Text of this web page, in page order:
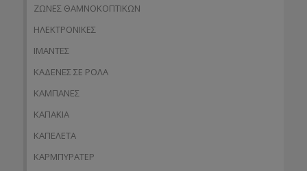
ΖΩΝΕΣ ΘΑΜΝΟΚΟΠΤΙΚΩΝ
ΗΛΕΚΤΡΟΝΙΚΕΣ
ΙΜΑΝΤΕΣ
ΚΑΔΕΝΕΣ ΣΕ ΡΟΛΑ
ΚΑΜΠΑΝΕΣ
ΚΑΠΑΚΙΑ
ΚΑΠΕΛΕΤΑ
ΚΑΡΜΠΥΡΑΤΕΡ